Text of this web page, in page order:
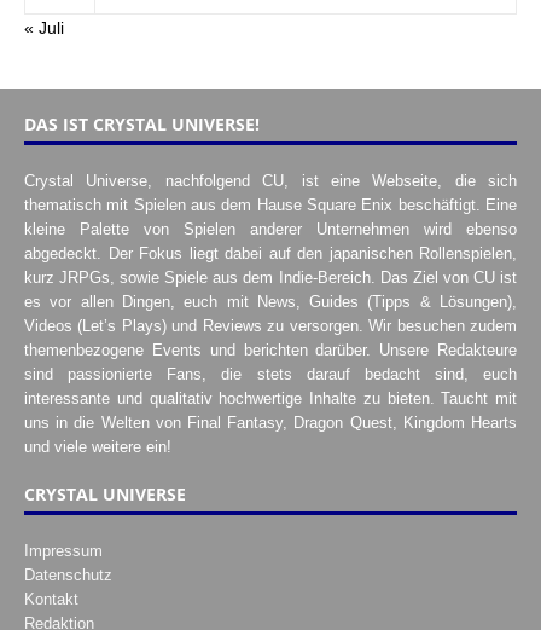
« Juli
DAS IST CRYSTAL UNIVERSE!
Crystal Universe, nachfolgend CU, ist eine Webseite, die sich
thematisch mit Spielen aus dem Hause Square Enix beschäftigt. Eine
kleine Palette von Spielen anderer Unternehmen wird ebenso
abgedeckt. Der Fokus liegt dabei auf den japanischen Rollenspielen,
kurz JRPGs, sowie Spiele aus dem Indie-Bereich. Das Ziel von CU ist
es vor allen Dingen, euch mit News, Guides (Tipps & Lösungen),
Videos (Let’s Plays) und Reviews zu versorgen. Wir besuchen zudem
themenbezogene Events und berichten darüber. Unsere Redakteure
sind passionierte Fans, die stets darauf bedacht sind, euch
interessante und qualitativ hochwertige Inhalte zu bieten. Taucht mit
uns in die Welten von Final Fantasy, Dragon Quest, Kingdom Hearts
und viele weitere ein!
CRYSTAL UNIVERSE
Impressum
Datenschutz
Kontakt
Redaktion